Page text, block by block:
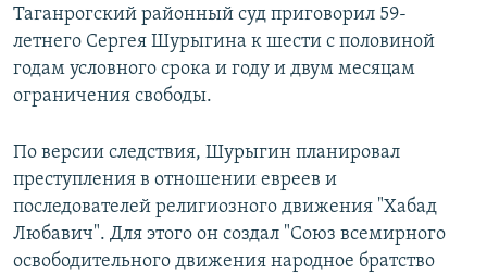
Все сайты РСЕ/РС
Таганрогский районный суд приговорил 59-
летнего Сергея Шурыгина к шести с половиной
годам условного срока и году и двум месяцам
ограничения свободы.
По версии следствия, Шурыгин планировал
преступления в отношении евреев и
последователей религиозного движения "Хабад
Любавич". Для этого он создал "Союз всемирного
освободительного движения народное братство